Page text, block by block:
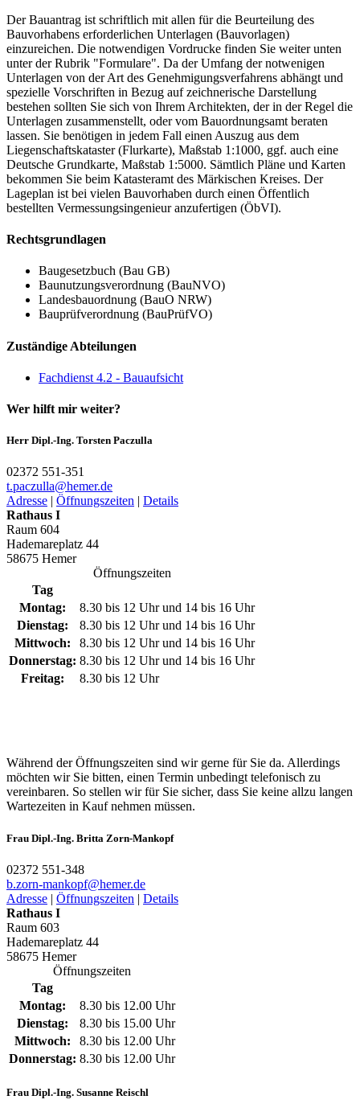
Der Bauantrag ist schriftlich mit allen für die Beurteilung des
Bauvorhabens erforderlichen Unterlagen (Bauvorlagen)
einzureichen. Die notwendigen Vordrucke finden Sie weiter unten
unter der Rubrik "Formulare". Da der Umfang der notwenigen
Unterlagen von der Art des Genehmigungsverfahrens abhängt und
spezielle Vorschriften in Bezug auf zeichnerische Darstellung
bestehen sollten Sie sich von Ihrem Architekten, der in der Regel die
Unterlagen zusammenstellt, oder vom Bauordnungsamt beraten
lassen. Sie benötigen in jedem Fall einen Auszug aus dem
Liegenschaftskataster (Flurkarte), Maßstab 1:1000, ggf. auch eine
Deutsche Grundkarte, Maßstab 1:5000. Sämtlich Pläne und Karten
bekommen Sie beim Katasteramt des Märkischen Kreises. Der
Lageplan ist bei vielen Bauvorhaben durch einen Öffentlich
bestellten Vermessungsingenieur anzufertigen (ÖbVI).
Rechtsgrundlagen
Baugesetzbuch (Bau GB)
Baunutzungsverordnung (BauNVO)
Landesbauordnung (BauO NRW)
Bauprüfverordnung (BauPrüfVO)
Zuständige Abteilungen
Fachdienst 4.2 - Bauaufsicht
Wer hilft mir weiter?
Herr Dipl.-Ing. Torsten Paczulla
02372 551-351
t.paczulla@­hemer.de
Adresse | Öffnungszeiten | Details
Rathaus I
Raum 604
Hademareplatz 44
58675 Hemer
Öffnungszeiten
Tag
Montag:
8.30 bis 12 Uhr und 14 bis 16 Uhr
Dienstag:
8.30 bis 12 Uhr und 14 bis 16 Uhr
Mittwoch:
8.30 bis 12 Uhr und 14 bis 16 Uhr
Donnerstag: 8.30 bis 12 Uhr und 14 bis 16 Uhr
Freitag:
8.30 bis 12 Uhr
Während der Öffnungszeiten sind wir gerne für Sie da. Allerdings
möchten wir Sie bitten, einen Termin unbedingt telefonisch zu
vereinbaren. So stellen wir für Sie sicher, dass Sie keine allzu langen
Wartezeiten in Kauf nehmen müssen.
Frau Dipl.-Ing. Britta Zorn-Mankopf
02372 551-348
b.zorn-mankopf@­hemer.de
Adresse | Öffnungszeiten | Details
Rathaus I
Raum 603
Hademareplatz 44
58675 Hemer
Öffnungszeiten
Tag
Montag:
8.30 bis 12.00 Uhr
Dienstag:
8.30 bis 15.00 Uhr
Mittwoch:
8.30 bis 12.00 Uhr
Donnerstag: 8.30 bis 12.00 Uhr
Frau Dipl.-Ing. Susanne Reischl